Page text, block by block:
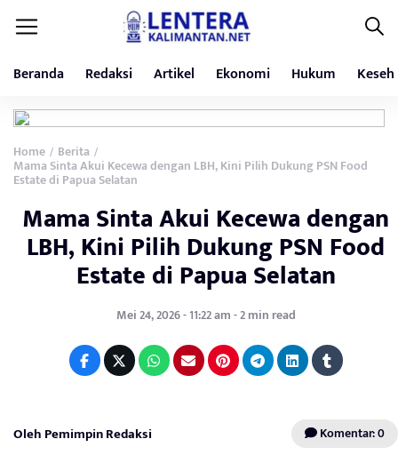
Beranda Redaksi Artikel Ekonomi Hukum
Home / Berita /
Mama Sinta Akui Kecewa dengan LBH, Kini Pilih Dukung PSN Food
Estate di Papua Selatan
Mama Sinta Akui Kecewa dengan
LBH, Kini Pilih Dukung PSN Food
Estate di Papua Selatan
Mei 24, 2026 - 11:22 am - 2 min read
Oleh Pemimpin Redaksi Komentar: 0